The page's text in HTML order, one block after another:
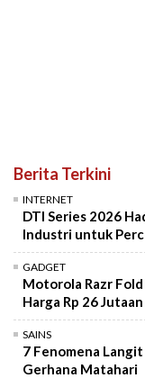
Berita Terkini
INTERNET
DTI Series 2026
Industri untuk
GADGET
Motorola Razr
Harga Rp 26 Jutaan
SAINS
7 Fenomena
Gerhana Matahari